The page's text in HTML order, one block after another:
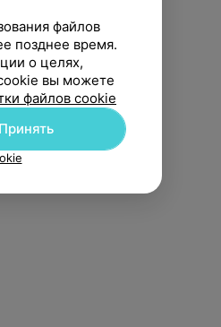
файлов
позднее время.
о целях,
вы можете
файлов cookie
Принять